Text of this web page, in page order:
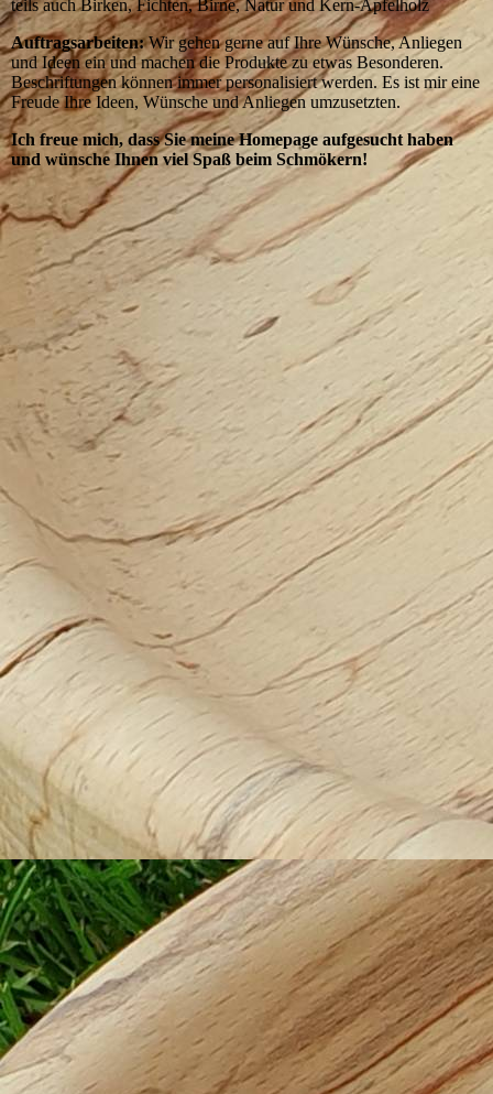
teils auch Birken, Fichten, Birne, Natur und Kern-Apfelholz
Auftragsarbeiten:Wir gehen gerne auf Ihre Wünsche, Anliegen
und Ideen ein und machen die Produkte zu etwas Besonderen.
Beschriftungen können immer personalisiert werden. Es ist mir eine
Freude Ihre Ideen, Wünsche und Anliegen umzusetzten.
Ich freue mich, dass Sie meine Homepage aufgesucht haben
und wünsche Ihnen viel Spaß beim Schmökern!